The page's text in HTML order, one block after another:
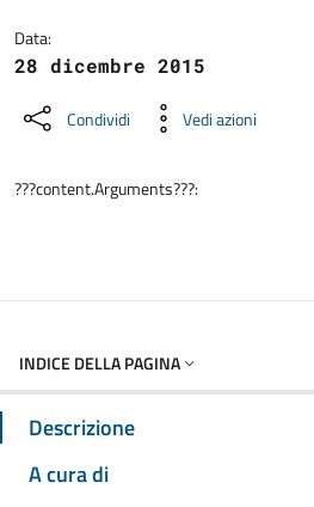
Data:
28 dicembre 2015
Condividi Vedi azioni
???content.Arguments???:
INDICE DELLA PAGINA
Descrizione
A cura di